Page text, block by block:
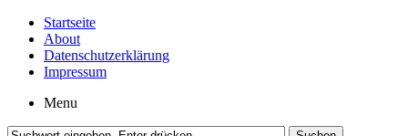
Startseite
About
Datenschutzerklärung
Impressum
Menu